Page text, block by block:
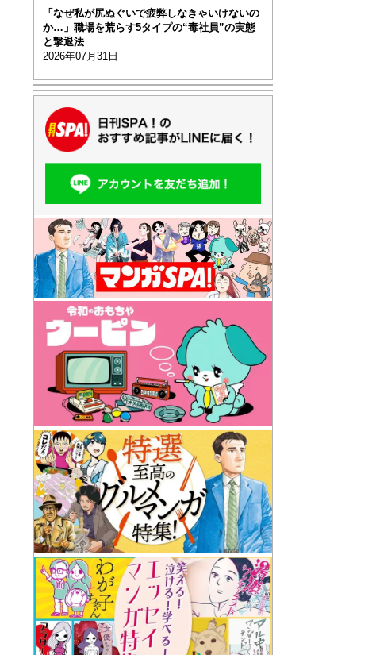
「なぜ私が尻ぬぐいで疲弊しなきゃいけないの
か…」職場を荒らす5タイプの“毒社員”の実態
と撃退法
2026年07月31日